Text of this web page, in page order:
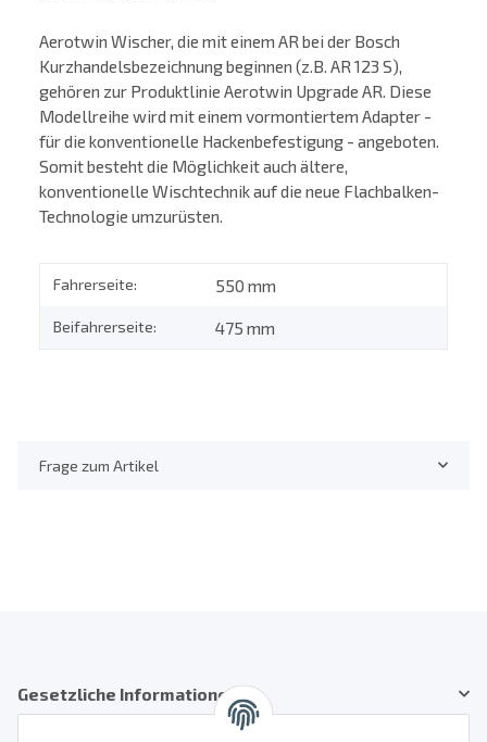
Aerotwin Wischer, die mit einem AR bei der Bosch
Kurzhandelsbezeichnung beginnen (z.B. AR 123 S),
gehören zur Produktlinie Aerotwin Upgrade AR. Diese
Modellreihe wird mit einem vormontiertem Adapter -
für die konventionelle Hackenbefestigung - angeboten.
Somit besteht die Möglichkeit auch ältere,
konventionelle Wischtechnik auf die neue Flachbalken-
Technologie umzurüsten.
Fahrerseite: 550 mm
Beifahrerseite: 475 mm
Frage zum Artikel
Gesetzliche Informationen